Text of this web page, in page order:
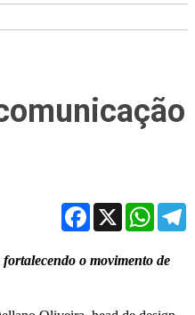
Facebook
X
o movimento de